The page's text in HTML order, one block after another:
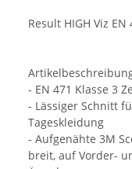
Result HIGH Viz
- EN 471 Klasse 3
- Lässiger Schnitt
Tageskleidung
- Aufgenähte 3M
breit, auf Vorder-